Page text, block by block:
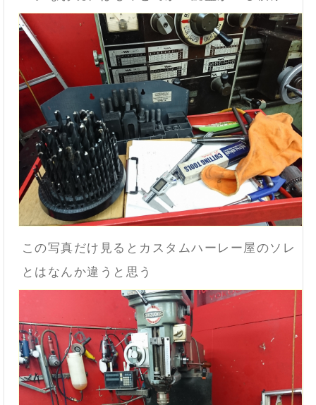
この写真だけ見るとカスタムハーレー屋のソレ
とはなんか違うと思う